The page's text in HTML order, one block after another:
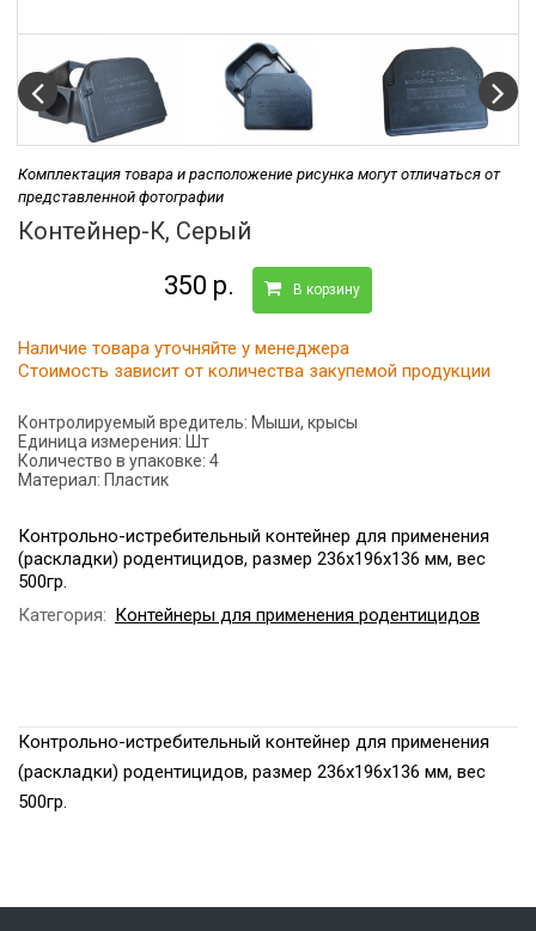
Комплектация товара и расположение рисунка могут отличаться от
представленной фотографии
Контейнер-К, Серый
350 р. В корзину
Наличие товара уточняйте у менеджера
Стоимость зависит от количества закупемой продукции
Контролируемый вредитель: Мыши, крысы
Единица измерения: Шт
Количество в упаковке: 4
Материал: Пластик
Контрольно-истребительный контейнер для применения
(раскладки) родентицидов, размер 236х196х136 мм, вес
500гр.
Категория: Контейнеры для применения родентицидов
Контрольно-истребительный контейнер для применения
(раскладки) родентицидов, размер 236х196х136 мм, вес
500гр.